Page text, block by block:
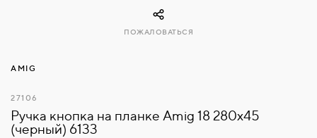
AMIG
27106
Ручка кнопка на планке Amig 18 280х45
(черный) 6133
ПОЖАЛОВАТЬСЯ